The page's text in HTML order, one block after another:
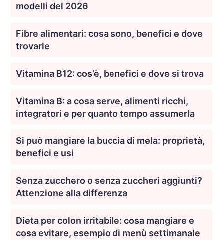
modelli del 2026
Fibre alimentari: cosa sono, benefici e dove
trovarle
Vitamina B12: cos’è, benefici e dove si trova
Vitamina B: a cosa serve, alimenti ricchi,
integratori e per quanto tempo assumerla
Si può mangiare la buccia di mela: proprietà,
benefici e usi
Senza zucchero o senza zuccheri aggiunti?
Attenzione alla differenza
Dieta per colon irritabile: cosa mangiare e
cosa evitare, esempio di menù settimanale